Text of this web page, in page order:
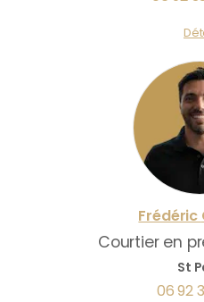
Frédéric
Courtier en
St
06 92